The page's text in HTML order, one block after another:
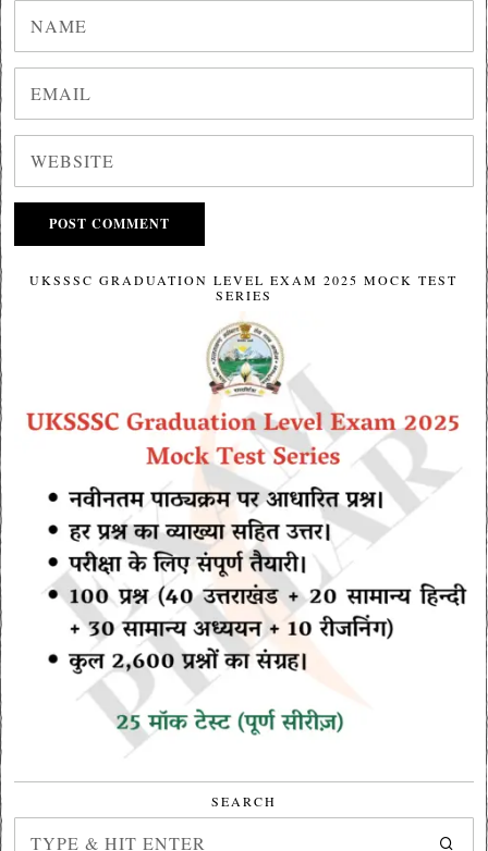
UKSSSC GRADUATION LEVEL EXAM 2025 MOCK TEST
SERIES
SEARCH